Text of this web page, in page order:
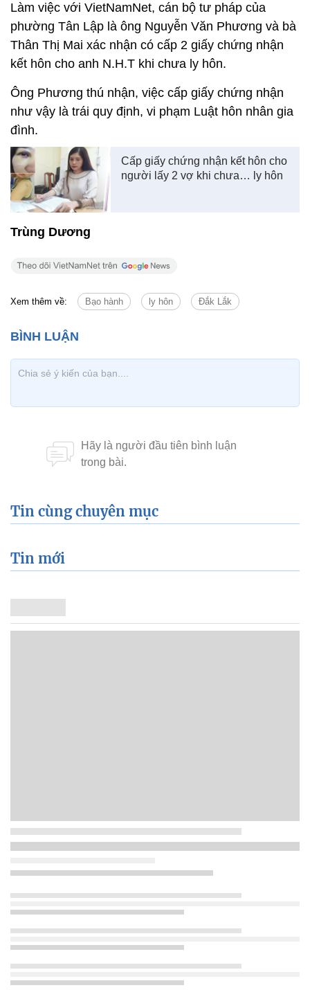
Làm việc với VietNamNet, cán bộ tư pháp của
phường Tân Lập là ông Nguyễn Văn Phương và bà
Thân Thị Mai xác nhận có cấp 2 giấy chứng nhận
kết hôn cho anh N.H.T khi chưa ly hôn.
Ông Phương thú nhận, việc cấp giấy chứng nhận
như vậy là trái quy định, vi phạm Luật hôn nhân gia
đình.
Cấp giấy chứng nhận kết hôn cho
người lấy 2 vợ khi chưa… ly hôn
Trùng Dương
Xem thêm về: Bạo hành ly hôn Đắk Lắk
Tin cùng chuyên mục
Tin mới